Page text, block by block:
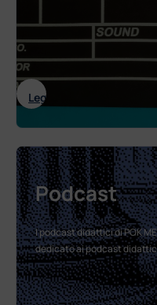
Leggi tutto
Podcast
I podcast didattici di POK
dedicato ai podcast